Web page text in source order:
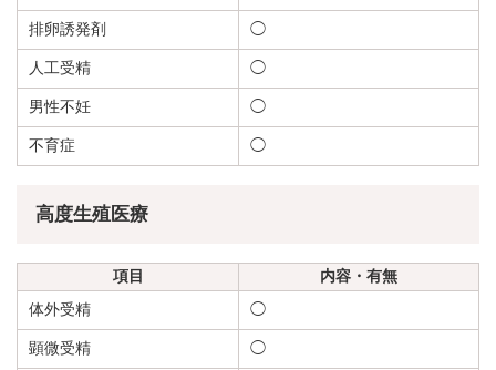
排卵誘発剤 ◯
人工受精 ◯
男性不妊 ◯
不育症 ◯
高度生殖医療
項目
内容・有無
体外受精
◯
顕微受精 ◯